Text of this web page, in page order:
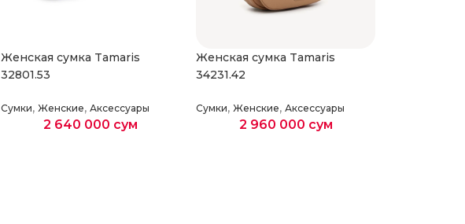
Женская сумка Tamaris
32801.53
Сумки, Женские, Аксессуары
2 640 000 сум
Женская сумка Tamaris
34231.42
Сумки, Женские, Аксессуары
2 960 000 сум